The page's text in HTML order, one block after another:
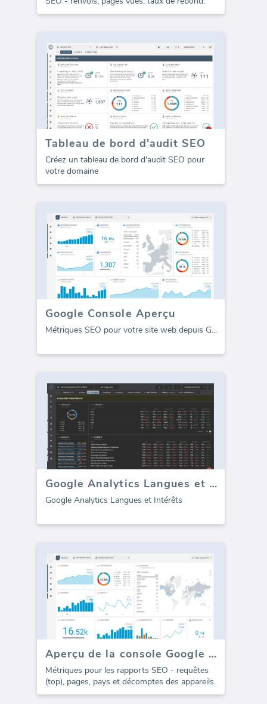
Tableau de bord d'audit SEO
Créez un tableau de bord d'audit SEO pour
votre domaine
Google Console Aperçu
Métriques SEO pour votre site web depuis G...
Google Analytics Langues et Intérêts
Google Analytics Langues et Intérêts
Aperçu de la console Google (Rapport)
Métriques pour les rapports SEO - requêtes
(top), pages, pays et décomptes des appareils.